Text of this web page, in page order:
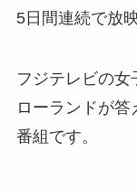
5日間連続で放
フジテレビの女
ローランドが
番組です。